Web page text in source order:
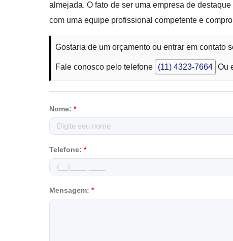
almejada. O fato de ser uma empresa de
com uma equipe profissional competente e
Gostaria de um orçamento ou entrar em contato
Fale conosco pelo telefone (11) 4323-7664 Ou
Nome:*
Telefone:*
Mensagem:*